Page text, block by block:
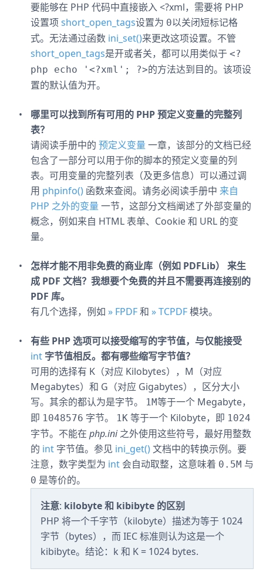
要能够在 PHP 代码中直接嵌入 <?xml，需要将 PHP
设置项short_open_tags设置为 0以关闭短标记格
式。无法通过函数 ini_set()来更改这项设置。不管
short_open_tags是开或者关，都可以用类似于 <?
php echo '<?xml'; ?>的方法达到目的。该项设
置的默认值为开。
哪里可以找到所有可用的 PHP 预定义变量的完整列
表？
请阅读手册中的 预定义变量 一章，该部分的文档已经
包含了一部分可以用于你的脚本的预定义变量的列
表。可用变量的完整列表（及更多信息）可以通过调
用 phpinfo() 函数来查阅。请务必阅读手册中 来自
PHP 之外的变量 一节，这部分文档阐述了外部变量的
概念，例如来自 HTML 表单、Cookie 和 URL 的变
量。
怎样才能不用非免费的商业库（例如 PDFLib） 来生
成 PDF 文档？我想要个免费的并且不需要再连接别的
PDF 库。
有几个选择，例如 » FPDF和 » TCPDF模块。
有些 PHP 选项可以接受缩写的字节值，与仅能接受
int 字节值相反。都有哪些缩写字节值？
可用的选择有 K（对应 Kilobytes），M（对应
Megabytes）和 G（对应 Gigabytes），区分大小
写。其余的都认为是字节。
1M等于一个 Megabyte，
即 1048576 字节。 1K 等于一个 Kilobyte，即 1024
字节。不能在 php.ini之外使用这些符号，最好用整数
的 int 字节值。参见 ini_get()文档中的转换示例。要
注意，数字类型为 int 会自动取整，这意味着 0.5M 与
0 是等价的。
注意: kilobyte 和 kibibyte 的区别
PHP 将一个千字节（kilobyte）描述为等于 1024
字节（bytes），而IEC标准则认为这是一个
kibibyte。结论：k 和 K = 1024 bytes.